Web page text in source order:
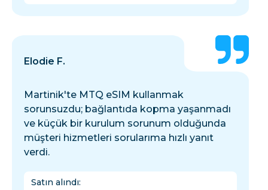
Elodie F.
Martinik'te MTQ eSIM kullanmak
sorunsuzdu; bağlantıda kopma yaşanmadı
ve küçük bir kurulum sorunum olduğunda
müşteri hizmetleri sorularıma hızlı yanıt
verdi.
Satın alındı: